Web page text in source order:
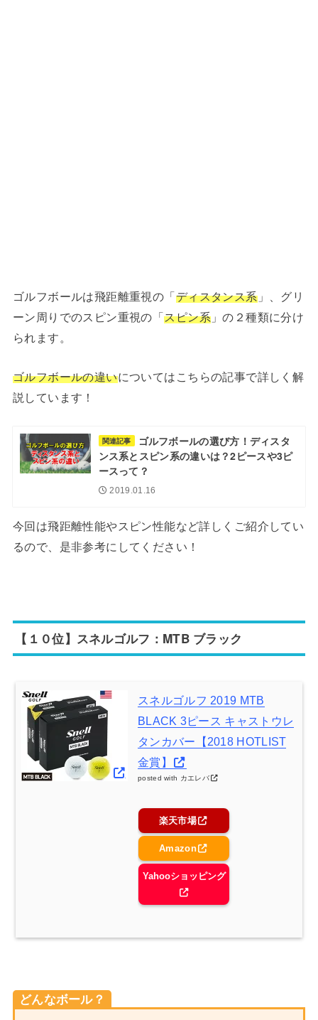
ゴルフボールは飛距離重視の「ディスタンス系」、グリ
ーン周りでのスピン重視の「スピン系」の２種類に分け
られます。
ゴルフボールの違いについてはこちらの記事で詳しく解
説しています！
関連記事
ゴルフボールの選び方！ディスタ
ンス系とスピン系の違いは？2ピースや3ピ
ースって？
2019.01.16
今回は飛距離性能やスピン性能など詳しくご紹介してい
るので、是非参考にしてください！
【１０位】スネルゴルフ：MTB ブラック
スネルゴルフ 2019 MTB
BLACK 3ピース キャストウレ
タンカバー【2018 HOTLIST
金賞】
posted with カエレバ
楽天市場
Amazon
Yahooショッピング
どんなボール？